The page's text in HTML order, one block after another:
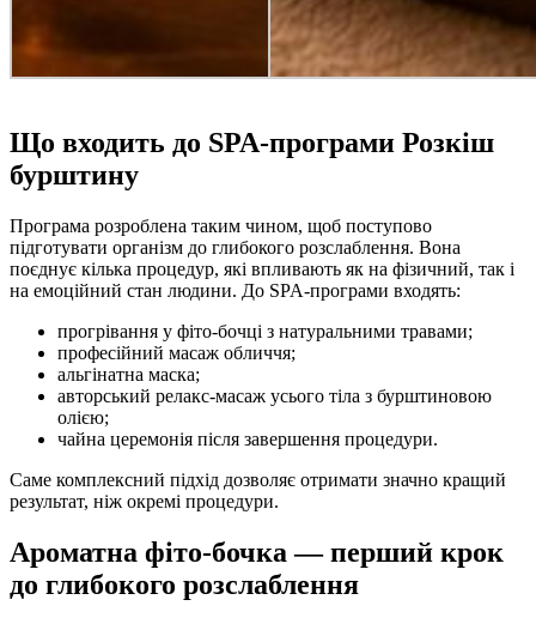
Що входить до SPA-програми Розкіш
бурштину
Програма розроблена таким чином, щоб поступово
підготувати організм до глибокого розслаблення. Вона
поєднує кілька процедур, які впливають як на фізичний, так і
на емоційний стан людини. До SPA-програми входять:
прогрівання у фіто-бочці з натуральними травами;
професійний масаж обличчя;
альгінатна маска;
авторський релакс-масаж усього тіла з бурштиновою
олією;
чайна церемонія після завершення процедури.
Саме комплексний підхід дозволяє отримати значно кращий
результат, ніж окремі процедури.
Ароматна фіто-бочка — перший крок
до глибокого розслаблення